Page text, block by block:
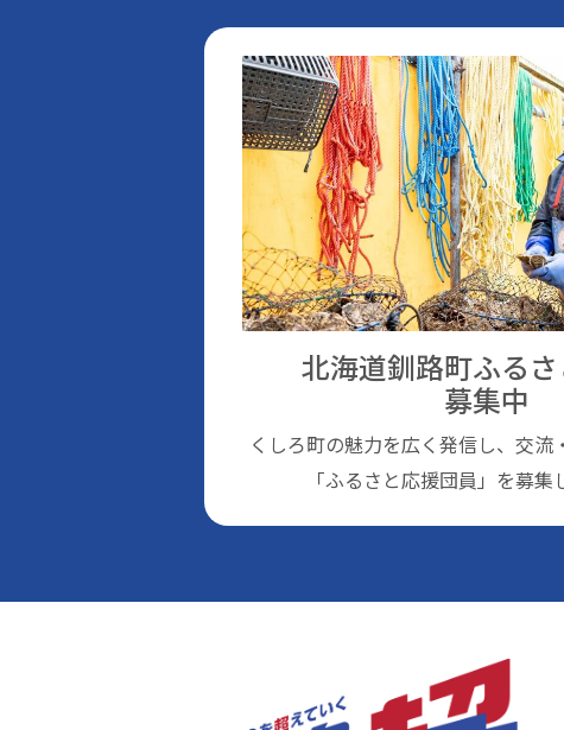
北海道釧路町ふる
募集中
くしろ町の魅⼒を広く発信し、交流
「ふるさと応援団員」を募集